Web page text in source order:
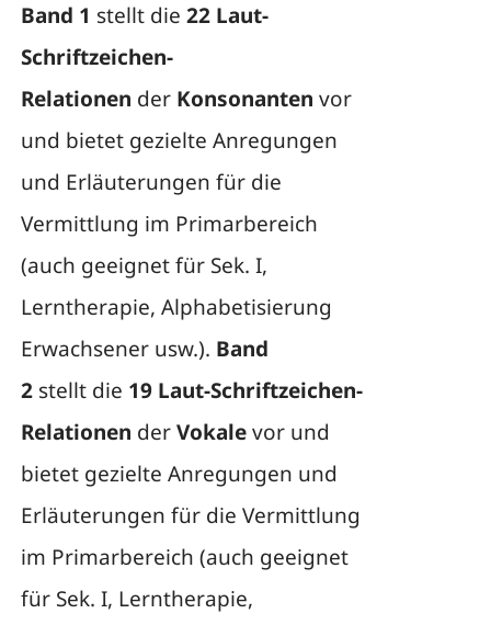
Band 1 stellt die 22 Laut-
Schriftzeichen-
Relationen der Konsonanten vor
und bietet gezielte Anregungen
und Erläuterungen für die
Vermittlung im Primarbereich
(auch geeignet für Sek. I,
Lerntherapie, Alphabetisierung
Erwachsener usw.). Band
2stellt die 19 Laut-Schriftzeichen-
Relationen derVokalevor und
bietet gezielte Anregungen und
Erläuterungen für die Vermittlung
im Primarbereich (auch geeignet
für Sek. I, Lerntherapie,